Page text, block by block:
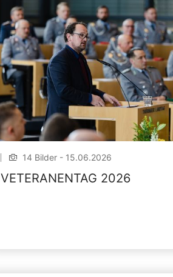
14 Bilder - 15.06.2026
VETERANENTAG 2026